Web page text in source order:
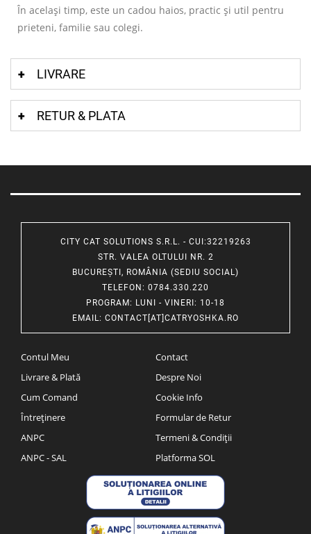
În același timp, este un cadou haios, practic și util pentru
prieteni, familie sau colegi.
LIVRARE
RETUR & PLATA
CITY CAT SOLUTIONS S.R.L. - CUI:32219263
STR. VALEA OLTULUI NR. 2
BUCUREȘTI, ROMÂNIA (SEDIU SOCIAL)
TELEFON : 0784.330.220
PROGRAM: LUNI - VINERI: 10-18
EMAIL: CONTACT[AT]CATRYOSHKA.RO
Contul Meu
Livrare & Plată
Cum Comand
Întreținere
ANPC
ANPC - SAL
Contact
Despre Noi
Cookie Info
Formular de Retur
Termeni & Condiții
Platforma SOL